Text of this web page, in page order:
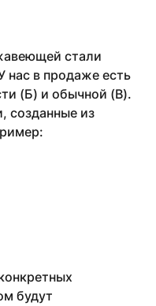
стали
нас в продаже есть
(Б) и обычной (В).
созданные из
будут